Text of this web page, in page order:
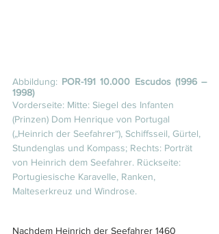
Abbildung: POR-191 10.000 Escudos (1996 –
1998)
Vorderseite: Mitte: Siegel des Infanten
(Prinzen) Dom Henrique von Portugal
(„Heinrich der Seefahrer“), Schiffsseil, Gürtel,
Stundenglas und Kompass; Rechts: Porträt
von Heinrich dem Seefahrer. Rückseite:
Portugiesische Karavelle, Ranken,
Malteserkreuz und Windrose.
Nachdem Heinrich der Seefahrer 1460